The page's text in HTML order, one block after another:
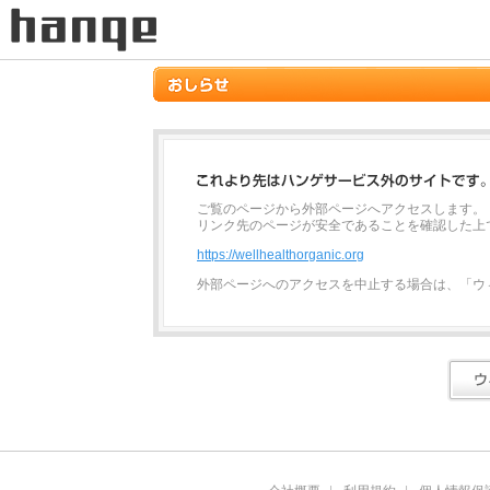
ご覧のページから外部ページへアクセスします。
リンク先のページが安全であることを確認した
https://wellhealthorganic.org
外部ページへのアクセスを中止する場合は、「